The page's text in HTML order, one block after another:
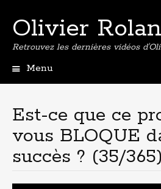
Olivier
Retrouvez les dernières vidéos
Menu
principal
Est-ce que ce
vous BLOQUE
succès ? (35/365)